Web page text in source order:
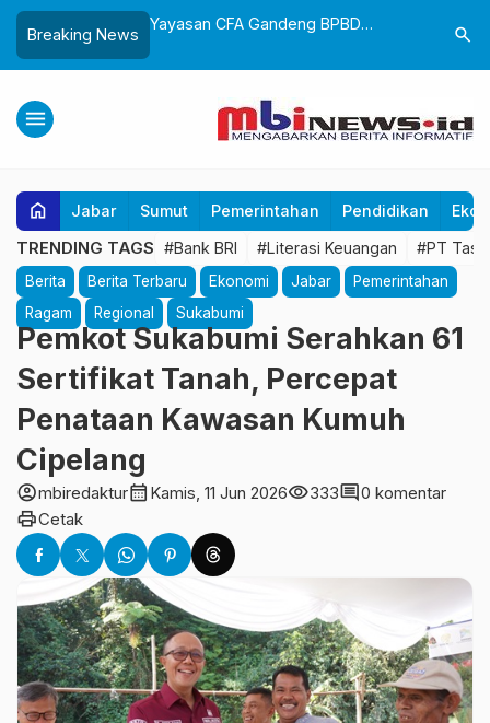
Breaking News
dan
Digital
Yayasan CFA Gandeng BPBD
untuk Anak Usia Dini Lewat Boneka
Tak
PAD
search
menu
home Jabar Sumut Pemerintahan Pendidikan
TRENDING TAGS #Bank BRI #Literasi Keuangan #PT
Berita Berita Terbaru Ekonomi Jabar
Pemerintahan
Ragam
Regional Sukabumi
Pemkot Sukabumi Serahkan 61
Sertifikat Tanah, Percepat
Penataan Kawasan Kumuh
Cipelang
account_circlembiredakturcalendar_month Kamis, 11 Jun 2026visibility333comment0 komentar
printCetak